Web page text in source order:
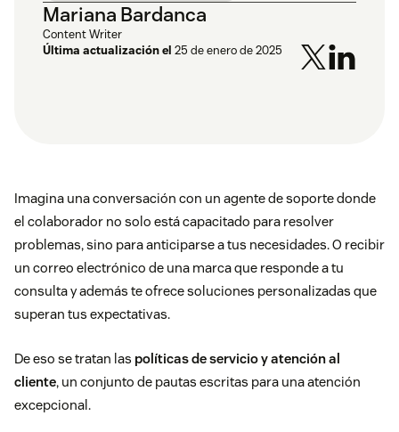
Mariana Bardanca
Content Writer
Última actualización el 25 de enero de 2025
Imagina una conversación con un agente de soporte donde
el colaborador no solo está capacitado para resolver
problemas, sino para anticiparse a tus necesidades. O recibir
un correo electrónico de una marca que responde a tu
consulta y además te ofrece soluciones personalizadas que
superan tus expectativas.
De eso se tratan las políticas de servicio y atención al
cliente, un conjunto de pautas escritas para una atención
excepcional.